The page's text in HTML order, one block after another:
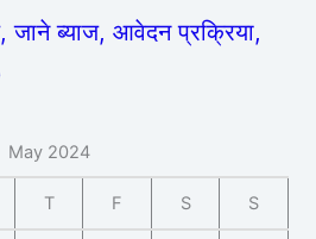
ब्याज, आवेदन प्रक्रिया,
May 2024
T F S S